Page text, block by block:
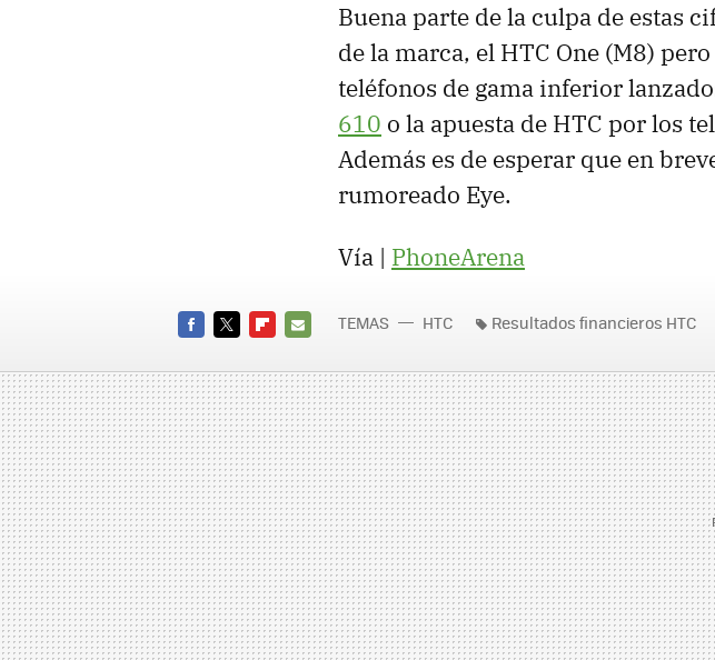
Buena parte de la culpa de estas
de la marca, el HTC One (M8)
teléfonos de gama inferior
610 o la apuesta de HTC por los
Además es de esperar que en
rumoreado Eye.
Vía | PhoneArena
MAIL
TEMAS HTC Resultados financieros HTC